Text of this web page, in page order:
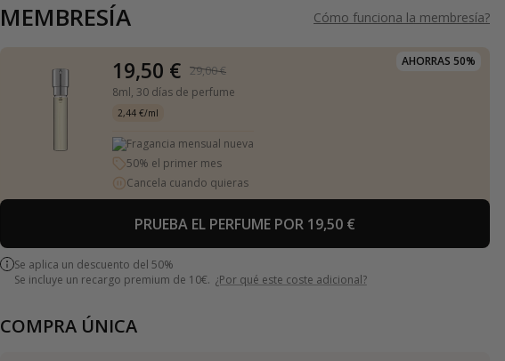
MEMBRESÍA Cómo funciona la membresía?
AHORRAS 50%
19,50 €
29,00 €
8ml, 30 días de perfume
2,44 €/ml
Fragancia mensual nueva
50% el primer mes
Cancela cuando quieras
PRUEBA EL PERFUME POR 19,50 €
Se aplica un descuento del 50%
Se incluye un recargo premium de 10€. ¿Por qué este coste adicional?
COMPRA ÚNICA